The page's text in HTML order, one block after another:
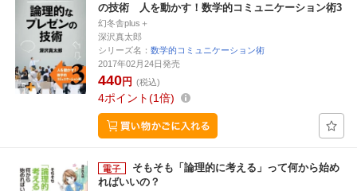
の技術 人を動かす！数学的コミュニケーション術3
幻冬舎plus＋
深沢真太郎
シリーズ名： 数学的コミュニケーション術
2017年02月24日発売
440円 (税込)
4ポイント 1倍
そもそも「論理的に考える」って何から始め
ればいいの？